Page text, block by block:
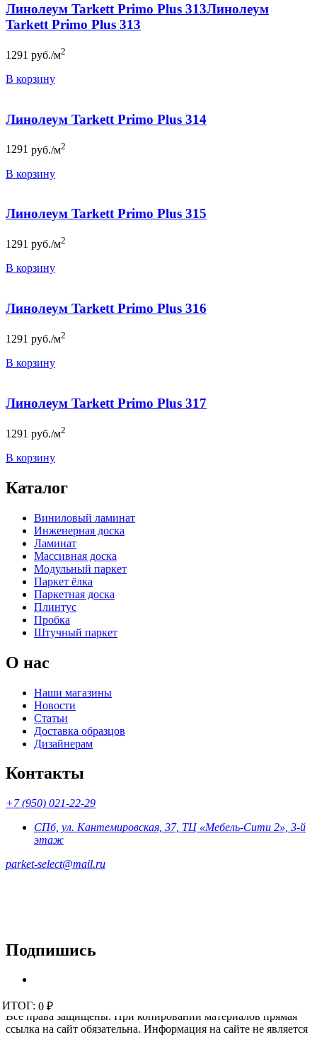
ИТОГ: 0 ₽
ИТОГ: 0 ₽
Линолеум Tarkett Primo Plus 313Линолеум
Tarkett Primo Plus 313
1291 руб./м2
В корзину
Линолеум Tarkett Primo Plus 314
1291 руб./м2
В корзину
Линолеум Tarkett Primo Plus 315
1291 руб./м2
В корзину
Линолеум Tarkett Primo Plus 316
1291 руб./м2
В корзину
Линолеум Tarkett Primo Plus 317
1291 руб./м2
В корзину
Каталог
Виниловый ламинат
Инженерная доска
Ламинат
Массивная доска
Модульный паркет
Паркет ёлка
Паркетная доска
Плинтус
Пробка
Штучный паркет
О нас
Наши магазины
Новости
Статьи
Доставка образцов
Дизайнерам
Контакты
+7 (950) 021-22-29
СПб, ул. Кантемировская, 37, ТЦ «Мебель-Сити 2», 3-й
этаж
parket-select@mail.ru
Подпишись
© 2015 - 2026 «Parket-Select» - магазин напольных покрытий.
Все права защищены. При копировании материалов прямая
ссылка на сайт обязательна. Информация на сайте не является